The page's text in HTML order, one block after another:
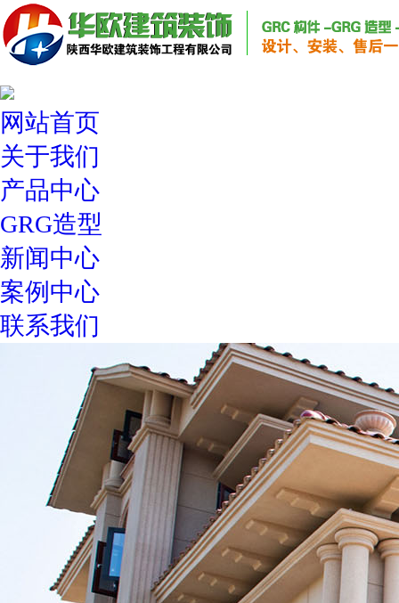
网站首页
关于我们
产品中心
GRG造型
新闻中心
案例中心
联系我们